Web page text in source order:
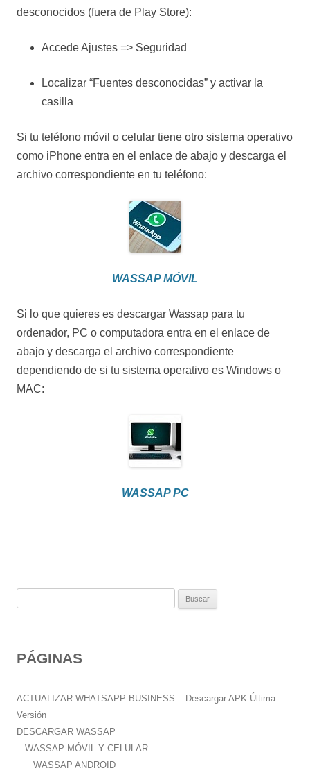
desconocidos (fuera de Play Store):
Accede Ajustes => Seguridad
Localizar “Fuentes desconocidas” y activar la
casilla
Si tu teléfono móvil o celular tiene otro sistema operativo
como iPhone entra en el enlace de abajo y descarga el
archivo correspondiente en tu teléfono:
WASSAP MÓVIL
Si lo que quieres es descargar Wassap para tu
ordenador, PC o computadora entra en el enlace de
abajo y descarga el archivo correspondiente
dependiendo de si tu sistema operativo es Windows o
MAC:
WASSAP PC
a
:
PÁGINAS
ACTUALIZAR WHATSAPP BUSINESS – Descargar APK Última
Versión
DESCARGAR WASSAP
WASSAP MÓVIL Y CELULAR
WASSAP ANDROID